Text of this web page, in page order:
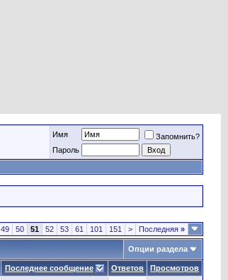
Имя
Запомнить?
Пароль
49 50 51 52 53 61 101 151 > Последняя »
Опции раздела
Последнее сообщение Ответов Просмотров